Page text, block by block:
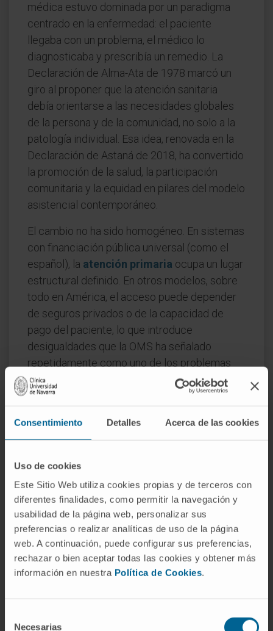
Consentimiento Detalles Acerca de las cookies
Uso de cookies
Este Sitio Web utiliza cookies propias y de terceros con
diferentes finalidades, como permitir la navegación y
usabilidad de la página web, personalizar sus
preferencias o realizar analíticas de uso de la página
web. A continuación, puede configurar sus preferencias,
rechazar o bien aceptar todas las cookies y obtener más
información en nuestra Política de Cookies.
Necesarias
médica estuvo dominada por un paradigma
centrado en la enfermedad: el paciente
llegaba con un problema, el médico lo
diagnosticaba y prescribía un remedio. La
Declaración de Alma-Ata de 1978 marcó un
giro al proponer que la atención sanitaria
debía orientarse a las necesidades globales
de la persona y de la comunidad, no solo a la
patología individual. Esa idea, renovada en la
Declaración de Astaná de 2018, ha convertido
la promoción de la salud, la participación
comunitaria y la equidad en pilares del modelo
asistencial contemporáneo.
El cambio no ha sido homogéneo. En sistemas
con financiación pública universal (como el
español), la atención primaria ocupa un lugar
estructural definido. En otros modelos, sobre
todo en América, el acceso puede depender
de seguros privados o de la capacidad de
pago del paciente, lo que introduce
desigualdades que la OMS ha señalado
repetidamente como uno de los problemas
centrales de la salud global.
Preguntas frecuentes
De las voces latinas
ocuparse de') ymedicus ('relativo a la
medicina'). En español, "atención" se
documenta desde el siglo XV; su uso en el
contexto sanitario se consolida a lo largo del
XX con la aparición de los sistemas de salud
organizados.
¿Es lo mismo atención médica que